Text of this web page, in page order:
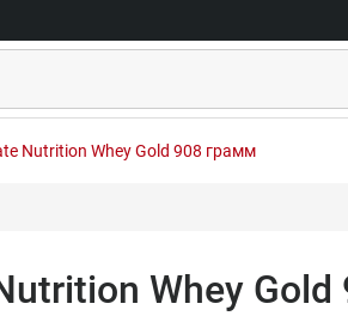
Nutrition Whey Gold 908 грамм
Whey